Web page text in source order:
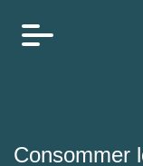
Consommer